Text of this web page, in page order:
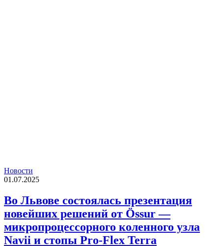
Новости
01.07.2025
Во Львове состоялась презентация
новейших решений от Össur —
микропроцессорного коленного узла
Navii и стопы Pro-Flex Terra